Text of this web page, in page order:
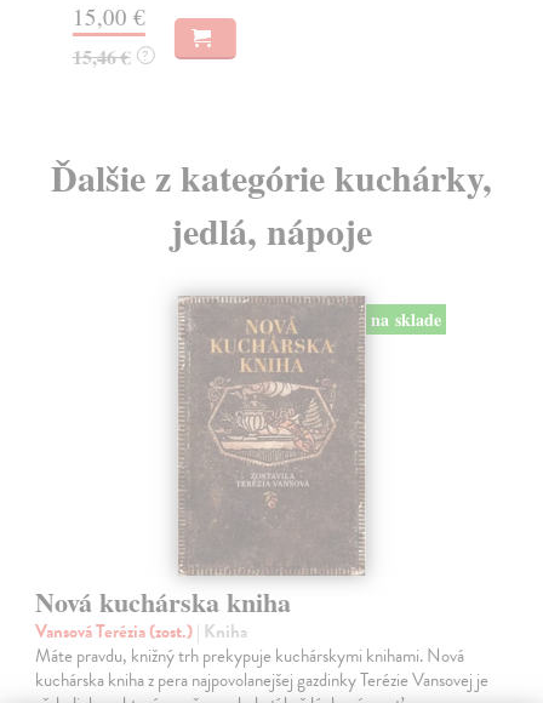
15,00 €
15,46 € ?
Ďalšie z kategórie kuchárky,
jedlá, nápoje
na sklade
Nová kuchárska kniha
Vansová Terézia (zost.)| Kniha
Máte pravdu, knižný trh prekypuje kuchárskymi knihami. Nová
kuchárska kniha z pera najpovolanejšej gazdinky Terézie Vansovej je